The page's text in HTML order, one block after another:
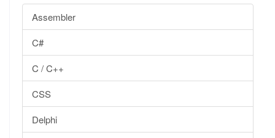
Assembler
C#
C / C++
CSS
Delphi